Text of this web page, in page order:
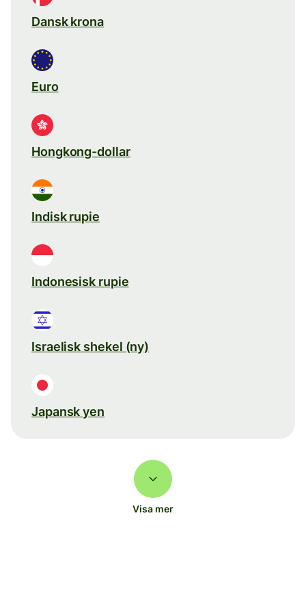
Dansk krona
Euro
Hongkong-dollar
Indisk rupie
Indonesisk rupie
Israelisk shekel (ny)
Japansk yen
Visa mer